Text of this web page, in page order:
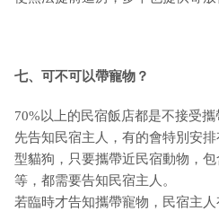
七、可不可以帶寵物？
70%以上的民宿飯店都是不接受
先告知民宿主人，有的會特別安
型貓狗，只要攜帶近民宿動物，
等，都需要告知民宿主人。
若臨時才告知攜帶寵物，民宿主